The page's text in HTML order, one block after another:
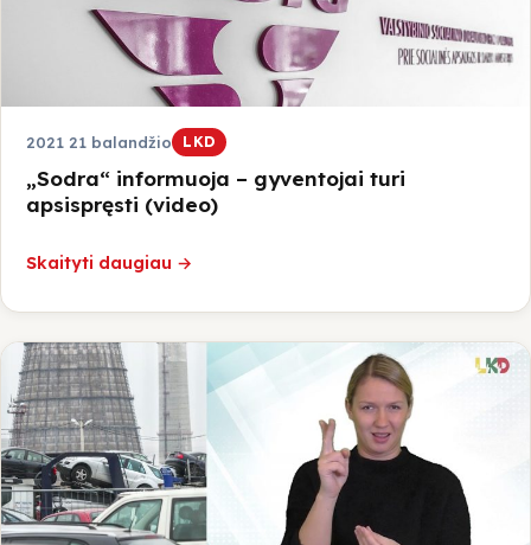
Kauno raj.
Jonavos raj.
Kaišiadorių raj.
Prienų raj.
Smurtas artimoje aplinkoje
2021 21 balandžio LKD
„Sodra“ informuoja – gyventojai turi
apsispręsti (video)
Skaityti daugiau →